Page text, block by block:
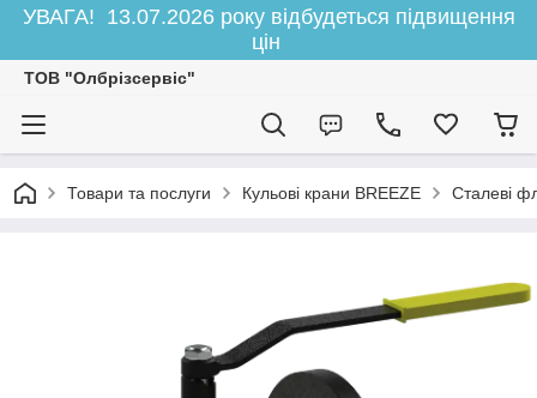
УВАГА! 13.07.2026 року відбудеться підвищення
цін
ТОВ "Олбрізсервіс"
Товари та послуги Кульові крани BREEZE Сталеві